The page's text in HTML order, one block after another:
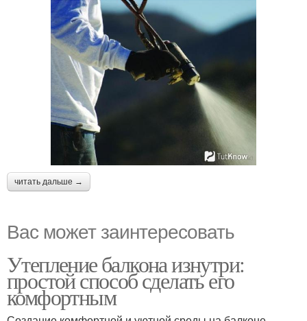
читать дальше →
Вас может заинтересовать
Утепление балкона изнутри:
простой способ сделать его
комфортным